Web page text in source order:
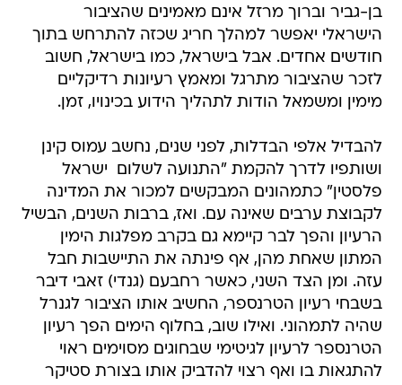
בן-גביר וברוך מרזל אינם מאמינים שהציבור
הישראלי יאפשר למהלך חריג שכזה להתרחש בתוך
חודשים אחדים. אבל בישראל, כמו בישראל, חשוב
לזכר שהציבור מתרגל ומאמץ רעיונות רדיקליים
מימין ומשמאל הודות לתהליך הידוע בכינויו, זמן.
להבדיל אלפי הבדלות, לפני שנים, נחשב עמוס קינן
ושותפיו לדרך להקמת "התנועה לשלום  ישראל
פלסטין" כתמהונים המבקשים למכור את המדינה
לקבוצת ערבים שאינה עם. ואז, ברבות השנים, הבשיל
הרעיון והפך לבר קיימא גם בקרב מפלגות הימין
המתון שאחת מהן, אף פינתה את התיישבות חבל
עזה. ומן הצד השני, כאשר רחבעם (גנדי) זאבי דיבר
בשבחי רעיון הטרנספר, החשיב אותו הציבור לגנרל
שהיה לתמהוני. ואילו שוב, בחלוף הימים הפך רעיון
הטרנספר לרעיון לגיטימי שבחוגים מסוימים ראוי
להתגאות בו ואף רצוי להדביק אותו בצורת סטיקר